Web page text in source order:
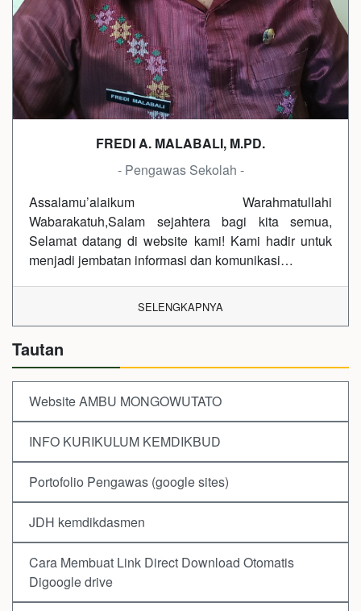
FREDI A. MALABALI, M.PD.
- Pengawas Sekolah -
Assalamu’alaikum Warahmatullahi
Wabarakatuh,Salam sejahtera bagi kita semua,
Selamat datang di website kami! Kami hadir untuk
menjadi jembatan informasi dan komunikasi…
SELENGKAPNYA
Tautan
Website AMBU MONGOWUTATO
INFO KURIKULUM KEMDIKBUD
Portofolio Pengawas (google sites)
JDH kemdikdasmen
Cara Membuat Link Direct Download Otomatis
Digoogle drive